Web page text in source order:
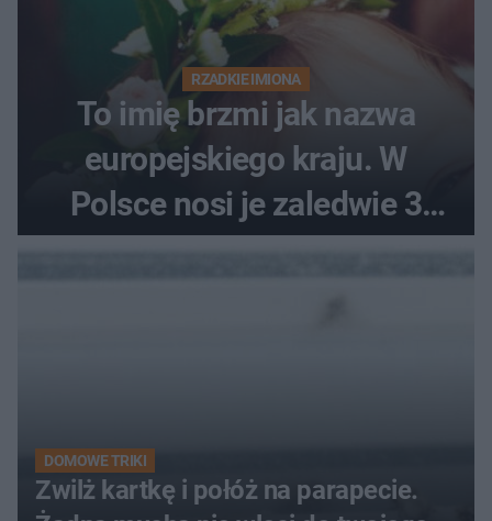
RZADKIE IMIONA
To imię brzmi jak nazwa
europejskiego kraju. W
Polsce nosi je zaledwie 3
DOMOWE TRIKI
Zwilż kartkę i połóż na parapecie.